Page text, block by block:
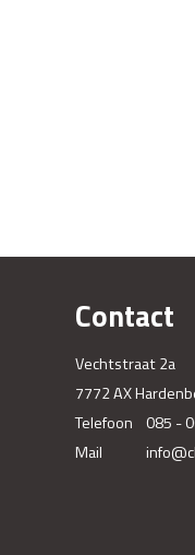
Contact
Vechtstraat 2a
7772 AX
Telefoon 085 -
Mail